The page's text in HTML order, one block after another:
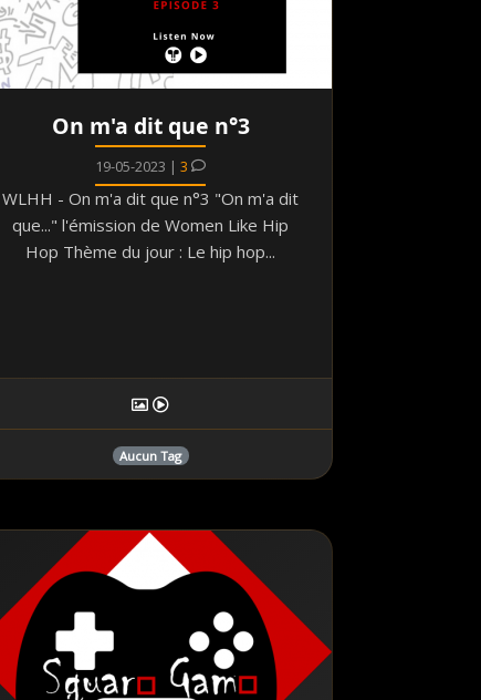
On m'a dit que n°3
19-05-2023 |3
WLHH - On m'a dit que n°3 "On m'a dit
que..." l'émission de Women Like Hip
Hop Thème du jour : Le hip hop...
Aucun Tag